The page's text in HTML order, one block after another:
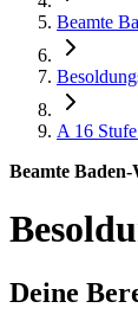
Beamte
A 16
Beamte
Deine